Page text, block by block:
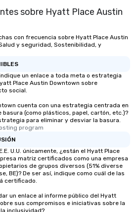
sobre Hyatt Place Austin
con frecuencia sobre Hyatt Place Austin
y seguridad, Sostenibilidad, y
un enlace a toda meta o estrategia
Place Austin Downtown sobre
social.
cuenta con una estrategia centrada en
(como plásticos, papel, cartón, etc.)?
para eliminar y desviar la basura.
program
U.U. únicamente, ¿están el Hyatt Place
matriz certificados como una empresa
de grupos diversos (51% diverse
BE)? De ser así, indique como cuál de las
certificado.
un enlace al informe público del Hyatt
sus compromisos e iniciativas sobre la